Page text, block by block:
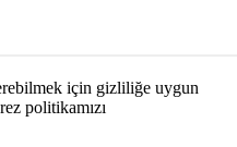
için gizliliğe uygun
politikamızı